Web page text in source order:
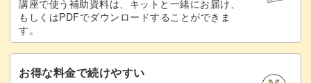
講座で使う補助資料は、キットと一緒にお届け、
もしくはPDFでダウンロードすることができま
す。
お得な料金で続けやすい